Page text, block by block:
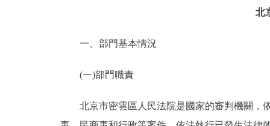
北
一、部門基本情況
(一)部門職責
北京市密雲區人民法院是國家的審判機關，依